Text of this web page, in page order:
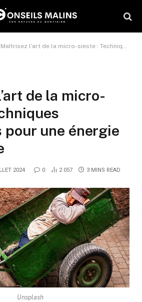
Maîtrisez l’art de la micro-sieste : Techniques infaillibles pour une énergie renouvelée
de la micro-
une énergie
2024 0 2 057 3 MINS READ
Unsplash